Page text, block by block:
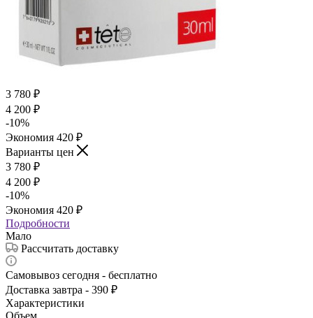
3 780 ₽
4 200 ₽
-10%
Экономия 420 ₽
Варианты цен
3 780 ₽
4 200 ₽
-10%
Экономия 420 ₽
Подробности
Мало
Рассчитать доставку
Самовывоз сегодня - бесплатно
Доставка завтра - 390 ₽
Характеристики
Объем